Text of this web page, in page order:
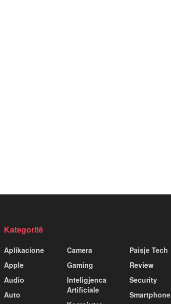
Kategoritë
Aplikacione
Apple
Audio
Auto
Camera
Gaming
Inteligjenca
Artificiale
Paisje Tech
Review
Security
Smartphone